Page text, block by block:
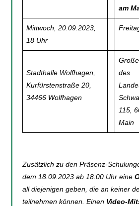
am
Mittwoch, 20.09.2023,
18 Uhr
Stadthalle Wolfhagen,
Kurfürstenstraße 20,
34466 Wolfhagen
des
115,
Main
Zusätzlich zu den Präsenz-
dem 18.09.2023 ab 18:00 Uhr eine
all diejenigen geben, die an keiner
teilnehmen können. Einen Video-